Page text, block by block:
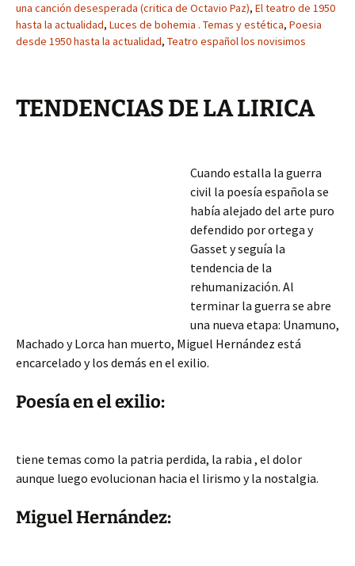
una canción desesperada (critica de Octavio Paz), El teatro de 1950
hasta la actualidad, Luces de bohemia . Temas y estética, Poesia
desde 1950 hasta la actualidad, Teatro español los novisimos
TENDENCIAS DE LA LIRICA
Cuando estalla la guerra
civil la poesía española se
había alejado del arte puro
defendido por ortega y
Gasset y seguía la
tendencia de la
rehumanización. Al
terminar la guerra se abre
una nueva etapa: Unamuno,
Machado y Lorca han muerto, Miguel Hernández está
encarcelado y los demás en el exilio.
Poesía en el exilio:
tiene temas como la patria perdida, la rabia , el dolor
aunque luego evolucionan hacia el lirismo y la nostalgia.
Miguel Hernández: